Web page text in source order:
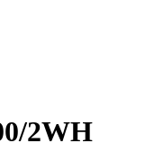
2WH